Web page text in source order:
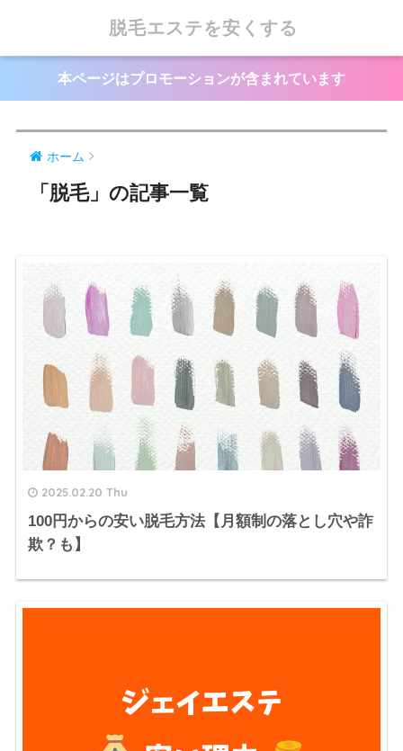
脱毛エステを安くする
本ページはプロモーションが含まれています
ホーム
「脱毛」の記事一覧
2025.02.20 Thu
100円からの安い脱毛方法【月額制の落とし穴や詐
欺？も】